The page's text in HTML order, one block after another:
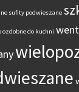
sufity podwieszane
ozdobne do kuchni